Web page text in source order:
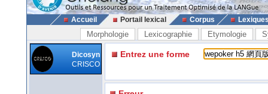
Accueil Portail lexical Corpus
Morphologie Lexicographie Etymologie
Dicosyn
CRISCO
Entrez une forme